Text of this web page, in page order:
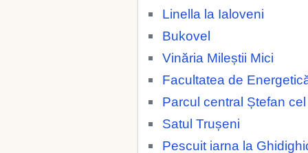
Linella la Ialoveni
Bukovel
Vinăria Mileștii Mici
Facultatea de
Parcul central Ștefan
Satul Trușeni
Pescuit iarna la